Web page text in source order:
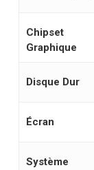
Chipset
Graphique
Disque Dur
Écran
Système